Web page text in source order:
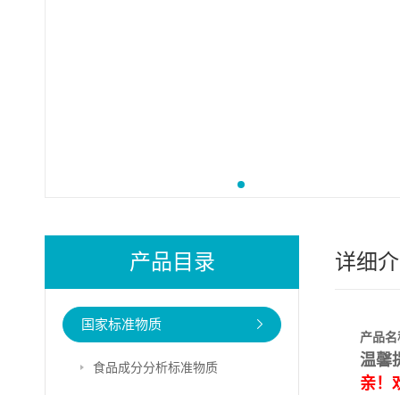
产品目录
国家标准物质
食品成分分析标准物质
详细
产品
温馨
亲！